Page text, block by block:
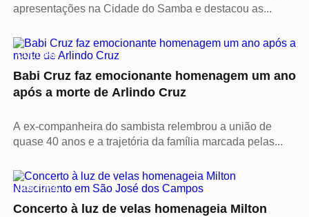
apresentações na Cidade do Samba e destacou as...
CULTURA
Babi Cruz faz emocionante homenagem um ano
após a morte de Arlindo Cruz
A ex-companheira do sambista relembrou a união de
quase 40 anos e a trajetória da família marcada pelas...
CULTURA
Concerto à luz de velas homenageia Milton